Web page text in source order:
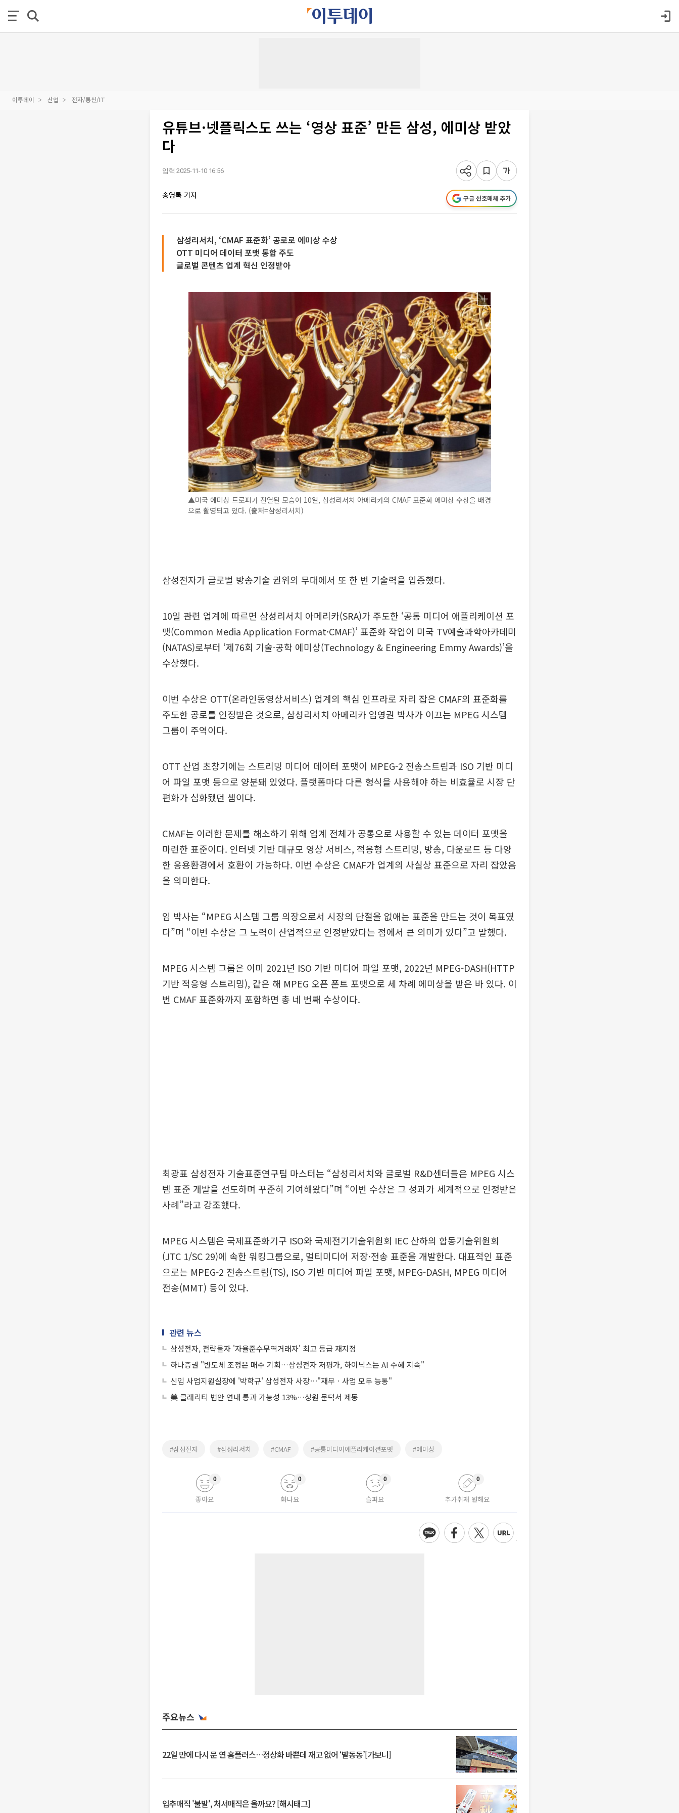
이투데이 산업 전자/통신/IT
유튜브·넷플릭스도 쓰는 ‘영상 표준’ 만든 삼성, 에미상 받았
다
입력 2025-11-10 16:56
송영록 기자 구글 선호매체 추가
삼성리서치, ‘CMAF 표준화’ 공로로 에미상 수상
OTT 미디어 데이터 포맷 통합 주도
글로벌 콘텐츠 업계 혁신 인정받아
▲미국 에미상 트로피가 진열된 모습이 10일, 삼성리서치 아메리카의 CMAF 표준화 에미상 수상을 배경
으로 촬영되고 있다. (출처=삼성리서치)
삼성전자가 글로벌 방송기술 권위의 무대에서 또 한 번 기술력을 입증했다.
10일 관련 업계에 따르면 삼성리서치 아메리카(SRA)가 주도한 ‘공통 미디어 애플리케이션 포
맷(Common Media Application Format·CMAF)’ 표준화 작업이 미국 TV예술과학아카데미
(NATAS)로부터 ‘제76회 기술·공학 에미상(Technology & Engineering Emmy Awards)’을
수상했다.
이번 수상은 OTT(온라인동영상서비스) 업계의 핵심 인프라로 자리 잡은 CMAF의 표준화를
주도한 공로를 인정받은 것으로, 삼성리서치 아메리카 임영권 박사가 이끄는 MPEG 시스템
그룹이 주역이다.
OTT 산업 초창기에는 스트리밍 미디어 데이터 포맷이 MPEG-2 전송스트림과 ISO 기반 미디
어 파일 포맷 등으로 양분돼 있었다. 플랫폼마다 다른 형식을 사용해야 하는 비효율로 시장 단
편화가 심화됐던 셈이다.
CMAF는 이러한 문제를 해소하기 위해 업계 전체가 공통으로 사용할 수 있는 데이터 포맷을
마련한 표준이다. 인터넷 기반 대규모 영상 서비스, 적응형 스트리밍, 방송, 다운로드 등 다양
한 응용환경에서 호환이 가능하다. 이번 수상은 CMAF가 업계의 사실상 표준으로 자리 잡았음
을 의미한다.
임 박사는 “MPEG 시스템 그룹 의장으로서 시장의 단절을 없애는 표준을 만드는 것이 목표였
다”며 “이번 수상은 그 노력이 산업적으로 인정받았다는 점에서 큰 의미가 있다”고 말했다.
MPEG 시스템 그룹은 이미 2021년 ISO 기반 미디어 파일 포맷, 2022년 MPEG-DASH(HTTP
기반 적응형 스트리밍), 같은 해 MPEG 오픈 폰트 포맷으로 세 차례 에미상을 받은 바 있다. 이
번 CMAF 표준화까지 포함하면 총 네 번째 수상이다.
최광표 삼성전자 기술표준연구팀 마스터는 “삼성리서치와 글로벌 R&D센터들은 MPEG 시스
템 표준 개발을 선도하며 꾸준히 기여해왔다”며 “이번 수상은 그 성과가 세계적으로 인정받은
사례”라고 강조했다.
MPEG 시스템은 국제표준화기구 ISO와 국제전기기술위원회 IEC 산하의 합동기술위원회
(JTC 1/SC 29)에 속한 워킹그룹으로, 멀티미디어 저장·전송 표준을 개발한다. 대표적인 표준
으로는 MPEG-2 전송스트림(TS), ISO 기반 미디어 파일 포맷, MPEG-DASH, MPEG 미디어
전송(MMT) 등이 있다.
관련 뉴스
삼성전자, 전략물자 '자율준수무역거래자' 최고 등급 재지정
하나증권 "반도체 조정은 매수 기회…삼성전자 저평가, 하이닉스는 AI 수혜 지속"
신임 사업지원실장에 '박학규' 삼성전자 사장⋯"재무ㆍ사업 모두 능통"
美 클래리티 법안 연내 통과 가능성 13%…상원 문턱서 제동
#삼성전자 #삼성리서치 #CMAF #공통미디어애플리케이션포맷 #에미상
좋아요
0
화나요
0
슬퍼요
0
추가취재 원해요
0
주요뉴스
22일 만에 다시 문 연 홈플러스…정상화 바쁜데 재고 없어 ‘발동동’[가보니]
입추매직 '불발', 처서매직은 올까요? [해시태그]